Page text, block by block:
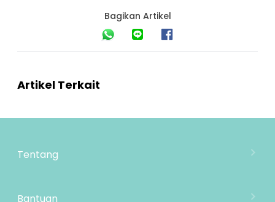
Bagikan Artikel
Artikel Terkait
Tentang
Lokasi Toko
Bantuan